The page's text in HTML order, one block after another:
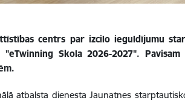
centrs par izcilo ieguldījumu
"eTwinning Skola 2026-2027".
atbalsta dienesta Jaunatnes